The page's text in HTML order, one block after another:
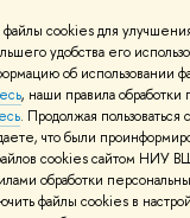
cookies для
удобства его
об использовании
, наши правила обработки
. Продолжая пользоваться
что были
cookies сайтом НИУ
обработки
файлы cookies в
Адреса и контакты
материалов